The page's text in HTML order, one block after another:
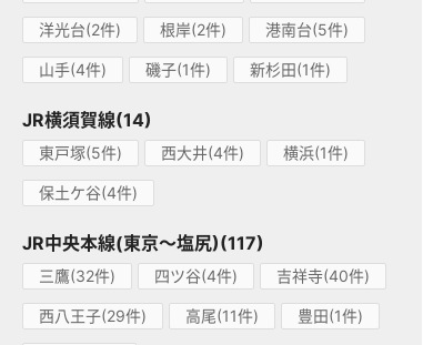
洋光台(2件) 根岸(2件) 港南台(5件)
山手(4件) 磯子(1件) 新杉田(1件)
JR横須賀線(14)
東戸塚(5件) 西大井(4件) 横浜(1件)
保土ケ谷(4件)
JR中央本線(東京～塩尻)(117)
三鷹(32件) 四ツ谷(4件) 吉祥寺(40件)
西八王子(29件) 高尾(11件) 豊田(1件)